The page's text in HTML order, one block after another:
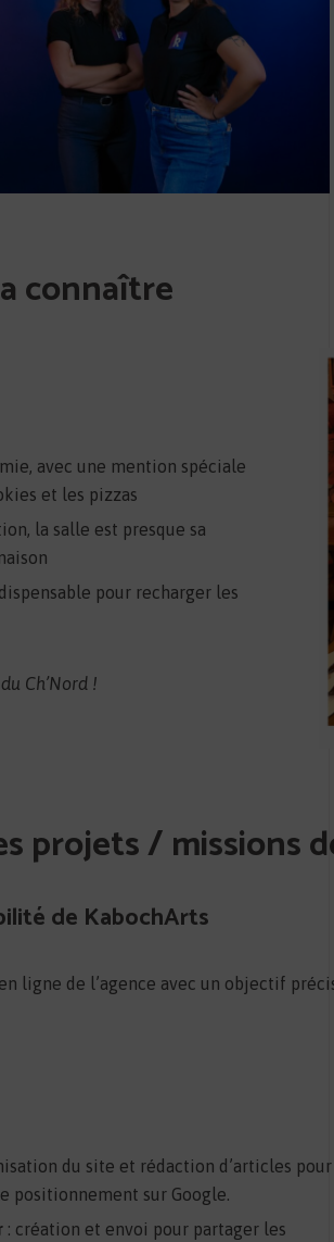
connaître
avec une mention spéciale
et les pizzas
la salle est presque sa
pour recharger les
Ch’Nord !
projets / missions
de KabochArts
ligne de l’agence avec un objectif
du site et rédaction d’articles pour
positionnement sur Google.
: création et envoi pour partager les